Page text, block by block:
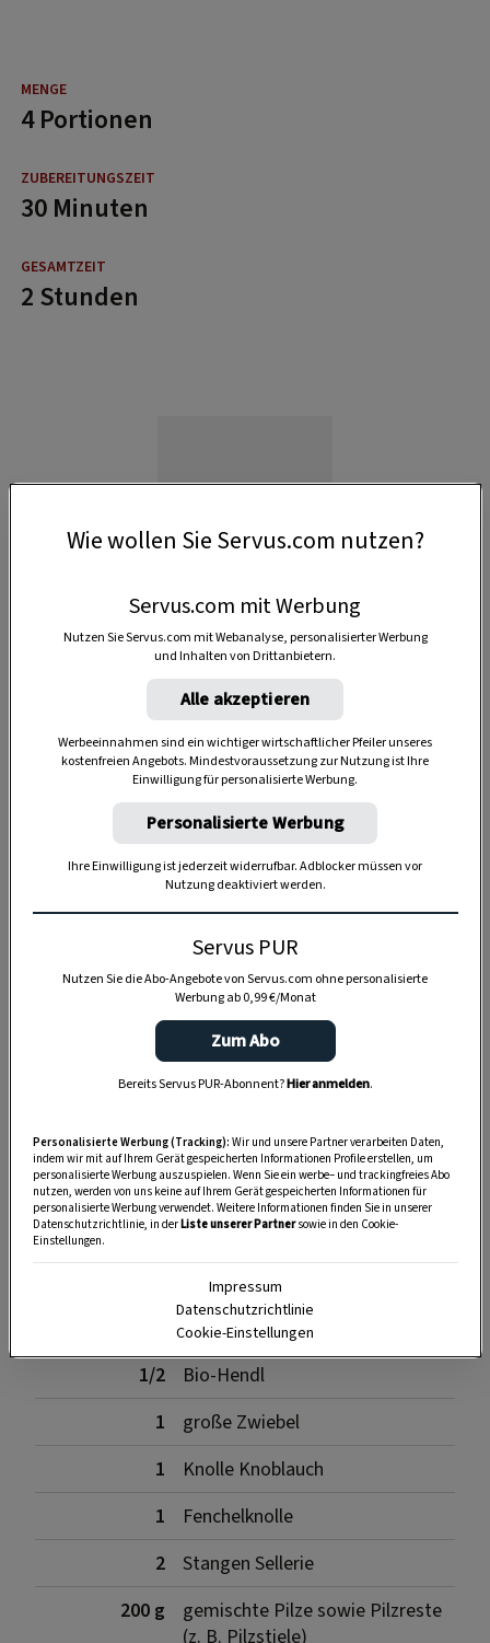
4 Portionen
30 Minuten
2 Stunden
Anzeige
SPEICHERN DRUCKEN
Zutaten
1/2
Bio-Hendl
1
große Zwiebel
1
Knolle Knoblauch
1
Fenchelknolle
2
Stangen Sellerie
200 g
gemischte Pilze sowie Pilzreste
(z. B. Pilzstiele)
Wie wollen Sie Servus.com nutzen?
Servus.com mit Werbung
Nutzen Sie Servus.com mit Webanalyse, personalisierter Werbung
und Inhalten von Drittanbietern.
Alle akzeptieren
Werbeeinnahmen sind ein wichtiger wirtschaftlicher Pfeiler unseres
kostenfreien Angebots. Mindestvoraussetzung zur Nutzung ist Ihre
Einwilligung für personalisierte Werbung.
Personalisierte Werbung
Ihre Einwilligung ist jederzeit widerrufbar. Adblocker müssen vor
Nutzung deaktiviert werden.
Servus PUR
Nutzen Sie die Abo-Angebote von Servus.com ohne personalisierte
Werbung ab 0,99 €/Monat
Zum Abo
Bereits Servus PUR-Abonnent?Hier anmelden.
Personalisierte Werbung (Tracking): Wir und unsere Partner verarbeiten Daten,
indem wir mit auf Ihrem Gerät gespeicherten Informationen Profile erstellen, um
personalisierte Werbung auszuspielen. Wenn Sie ein werbe– und trackingfreies Abo
nutzen, werden von uns keine auf Ihrem Gerät gespeicherten Informationen für
personalisierte Werbung verwendet. Weitere Informationen finden Sie in unserer
Datenschutzrichtlinie, in derListe unserer Partnersowie in den Cookie-
Einstellungen.
Impressum
Datenschutzrichtlinie
Cookie-Einstellungen